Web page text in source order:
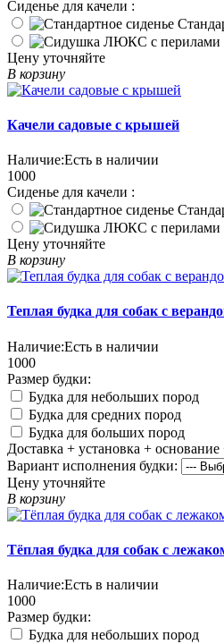
Сиденье для качели :
Цену уточняйте
В корзину
Качели садовые с крышей
Наличие:Есть в наличии
1000
Сиденье для качели :
Цену уточняйте
В корзину
Теплая будка для собак с
Наличие:Есть в наличии
1000
Размер будки:
Будка для небольших пород
Будка для средних пород
Будка для больших пород
Доставка + установка + основание
Вариант исполнения будки:
Цену уточняйте
В корзину
Тёплая будка для собак с
Наличие:Есть в наличии
1000
Размер будки:
Будка для небольших пород